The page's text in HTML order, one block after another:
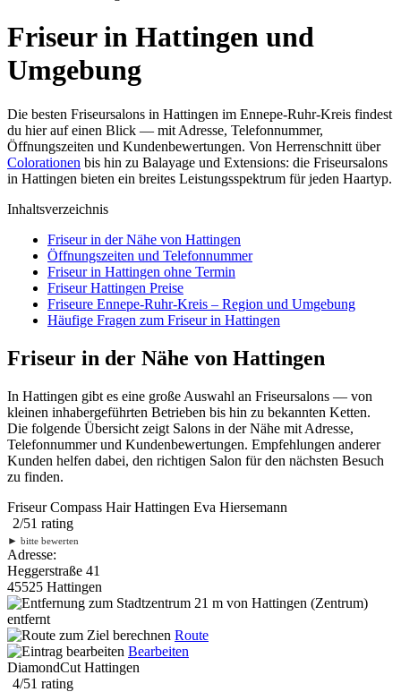
Friseur in Hattingen und
Umgebung
Die besten Friseursalons in Hattingen im Ennepe-Ruhr-Kreis findest
du hier auf einen Blick — mit Adresse, Telefonnummer,
Öffnungszeiten und Kundenbewertungen. Von Herrenschnitt über
Colorationen bis hin zu Balayage und Extensions: die Friseursalons
in Hattingen bieten ein breites Leistungsspektrum für jeden Haartyp.
Inhaltsverzeichnis
Friseur in der Nähe von Hattingen
Öffnungszeiten und Telefonnummer
Friseur in Hattingen ohne Termin
Friseur Hattingen Preise
Friseure Ennepe-Ruhr-Kreis – Region und Umgebung
Häufige Fragen zum Friseur in Hattingen
Friseur in der Nähe von Hattingen
In Hattingen gibt es eine große Auswahl an Friseursalons — von
kleinen inhabergeführten Betrieben bis hin zu bekannten Ketten.
Die folgende Übersicht zeigt Salons in der Nähe mit Adresse,
Telefonnummer und Kundenbewertungen. Empfehlungen anderer
Kunden helfen dabei, den richtigen Salon für den nächsten Besuch
zu finden.
Friseur Compass Hair Hattingen Eva Hiersemann
2/51 rating
► bitte bewerten
Adresse:
Heggerstraße 41
45525 Hattingen
21 m von Hattingen (Zentrum)
entfernt
Route
Bearbeiten
DiamondCut Hattingen
4/51 rating